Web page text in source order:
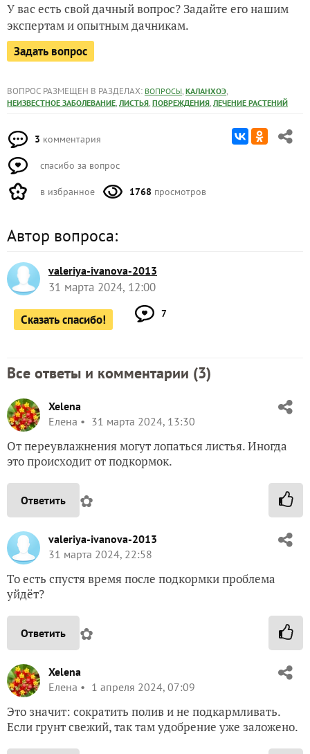
У вас есть свой дачный вопрос? Задайте его нашим
экспертам и опытным дачникам.
Задать вопрос
ВОПРОС РАЗМЕЩЕН В РАЗДЕЛАХ: ВОПРОСЫ, КАЛАНХОЭ,
НЕИЗВЕСТНОЕ ЗАБОЛЕВАНИЕ, ЛИСТЬЯ, ПОВРЕЖДЕНИЯ, ЛЕЧЕНИЕ РАСТЕНИЙ
3 комментария
спасибо за вопрос
в избранное 1768 просмотров
Автор вопроса:
valeriya-ivanova-2013
31 марта 2024, 12:00
Сказать спасибо! 7
Все ответы и комментарии (3)
Xelena
Елена
31 марта 2024, 13:30
От переувлажнения могут лопаться листья. Иногда
это происходит от подкормок.
Ответить ✿
valeriya-ivanova-2013
31 марта 2024, 22:58
То есть спустя время после подкормки проблема
уйдёт?
Ответить ✿
Xelena
Елена
1 апреля 2024, 07:09
Это значит: сократить полив и не подкармливать.
Если грунт свежий, так там удобрение уже заложено.